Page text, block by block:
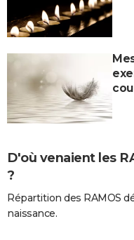
D'où venaient les
?
Répartition des RAMOS
naissance.